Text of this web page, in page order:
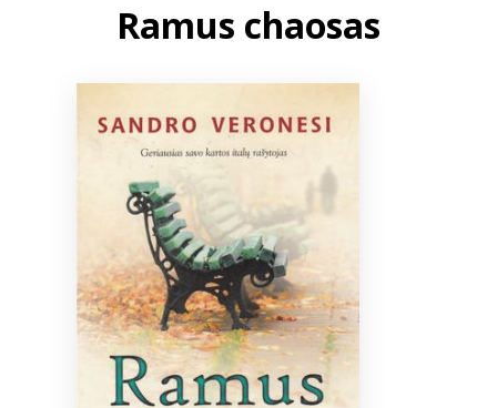
ELVIS atvyksta
+370 667 80 541
info@elvislab.lt
Ramus chaosas